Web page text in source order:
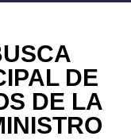
DE
DE LA